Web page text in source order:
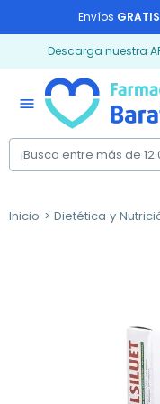
Envíos GRATIS
Descarga nuestra
menu
Inicio Dietética y